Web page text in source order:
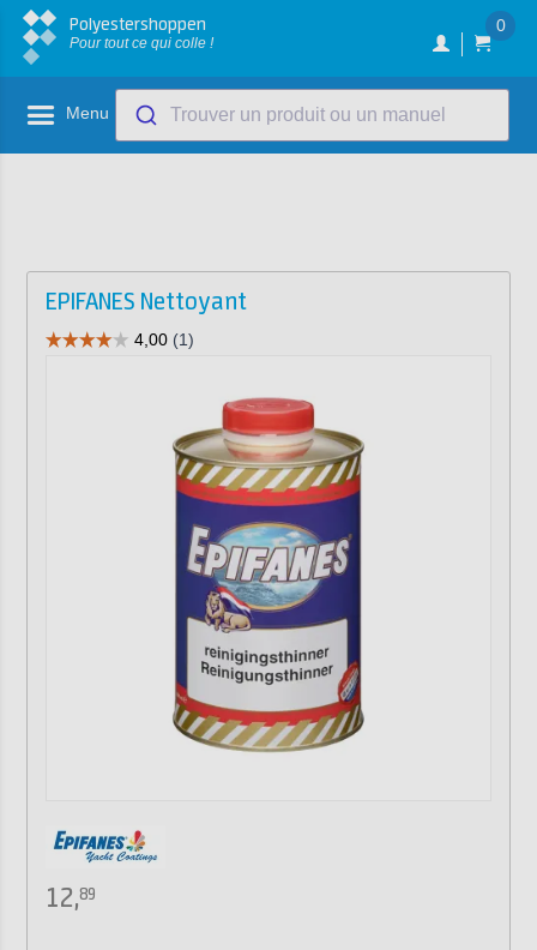
Polyestershoppen
Pour tout ce qui colle !
0
Menu Trouver un produit ou un manuel
EPIFANES Nettoyant
12,89